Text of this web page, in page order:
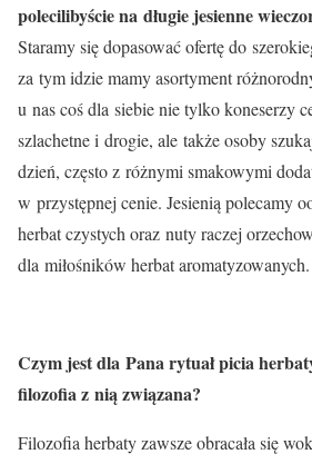
polecilibyście na długie jesienne
Staramy się dopasować ofertę do
za tym idzie mamy asortyment
u nas coś dla siebie nie tylko koneserzy
szlachetne i drogie, ale także osoby
dzień, często z różnymi smakowymi
w przystępnej cenie. Jesienią polecamy
herbat czystych oraz nuty raczej
dla miłośników herbat aromatyzowanych.
Czym jest dla Pana rytuał picia
filozofia z nią związana?
Filozofia herbaty zawsze obracała się